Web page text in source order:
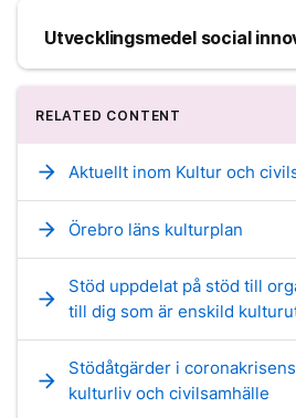
Utvecklingsmedel social
RELATED CONTENT
arrow_forward Aktuellt inom Kultur och
arrow_forward Örebro läns kulturplan
arrow_forward
Stöd uppdelat på stöd till
till dig som är enskild
arrow_forward
Stödåtgärder i
kulturliv och civilsamhälle